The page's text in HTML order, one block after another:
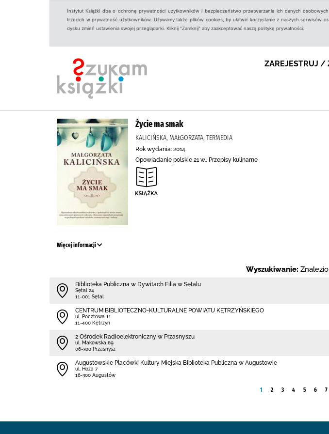
Instytut Książki dba o ochronę prywatności użytkowników i bezpieczeństwo przetwarzania ich danych
trzecich w prywatność użytkowników. Używamy także plików cookies, by ułatwić korzystanie z naszych serwisów
dysku zmień ustawienia swojej przeglądarki. Kliknij "Zamknij" aby zaakceptować naszą politykę prywatności.
ZAREJESTRUJ /
Życie ma smak
KALICIŃSKA, MAŁGORZATA, TERMEDIA
Rok wydania: 2014.
Opowiadanie polskie 21 w., Przepisy kulinarne
Więcej informacji
Wyszukiwanie:
Biblioteka Publiczna w Dywitach Filia w Sętalu
Sętal 24
11-001 Sętal
CENTRUM BIBLIOTECZNO-KULTURALNE POWIATU KĘTRZYŃSKIEGO
ul. Pocztowa 11
11-400 Kętrzyn
2 Ośrodek Radioelektroniczny w Przasnyszu
ul. Makowska 69
06-300 Przasnysz
Augustowskie Placówki Kultury Miejska Biblioteka Publiczna w Augustowie
ul. Hoża 7
16-300 Augustów
1 2 3 4 5 6 7